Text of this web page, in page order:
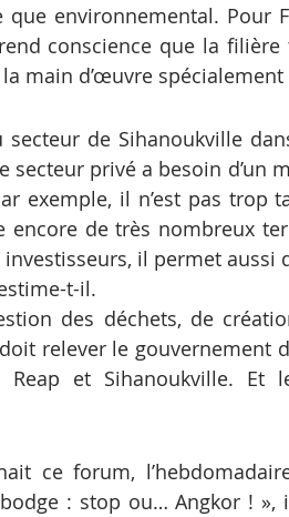
environnemental. Pour
conscience que la
main d’œuvre spécialement
de Sihanoukville
secteur privé a besoin d’un
exemple, il n’est pas trop
encore de très nombreux
il permet aussi
t-il.
des déchets, de
relever le gouvernement
et Sihanoukville. Et
ce forum,
: stop ou… Angkor ! »,